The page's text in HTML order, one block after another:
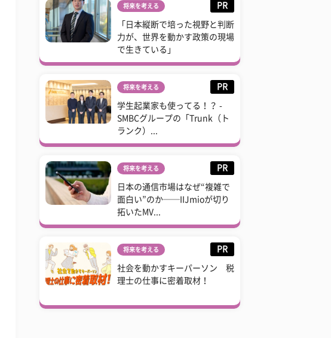
将来を考える PR
「日本縦断で培った視野と判断
力が、世界を動かす政策の現場
で生きている」
将来を考える PR
学生起業家も使ってる！？ -
SMBCグループの「Trunk（ト
ランク）...
将来を考える PR
日本の通信市場はなぜ“複雑で
面白い”のか──IIJmioが切り
拓いたMV...
将来を考える PR
社会を動かすキーパーソン 税
理士の仕事に密着取材！